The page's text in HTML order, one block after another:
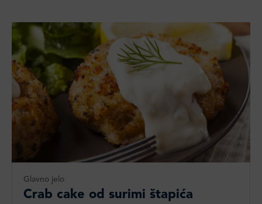
Glavno jelo
Crab cake od surimi štapića